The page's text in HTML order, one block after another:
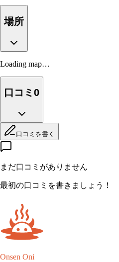
場所
Loading map…
口コミ 0
口コミを書く
まだ口コミがありません
最初の口コミを書きましょう！
Onsen Oni